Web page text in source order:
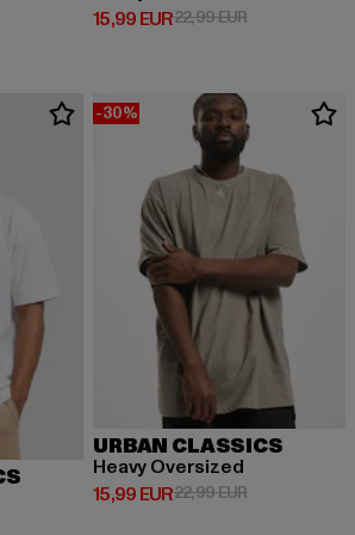
15,99 EUR
Derzeitiger Preis: 15,99 EUR
22,99 EURAktionspreis:
EUR 19,99 EUR
-30%
URBAN CLASSICS
Heavy Oversized
15,99 EUR
Derzeitiger Preis: 15,99 EUR
22,99 EURAktionspreis: